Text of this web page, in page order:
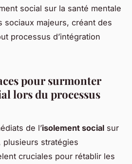
social sur la santé mentale
sociaux majeurs, créant des
processus d’intégration
pour surmonter
lors du processus
de l’isolement social sur
plusieurs stratégies
cruciales pour rétablir les